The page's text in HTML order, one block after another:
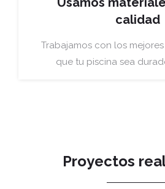
calidad
Trabajamos con los
que tu piscina sea
Proyectos